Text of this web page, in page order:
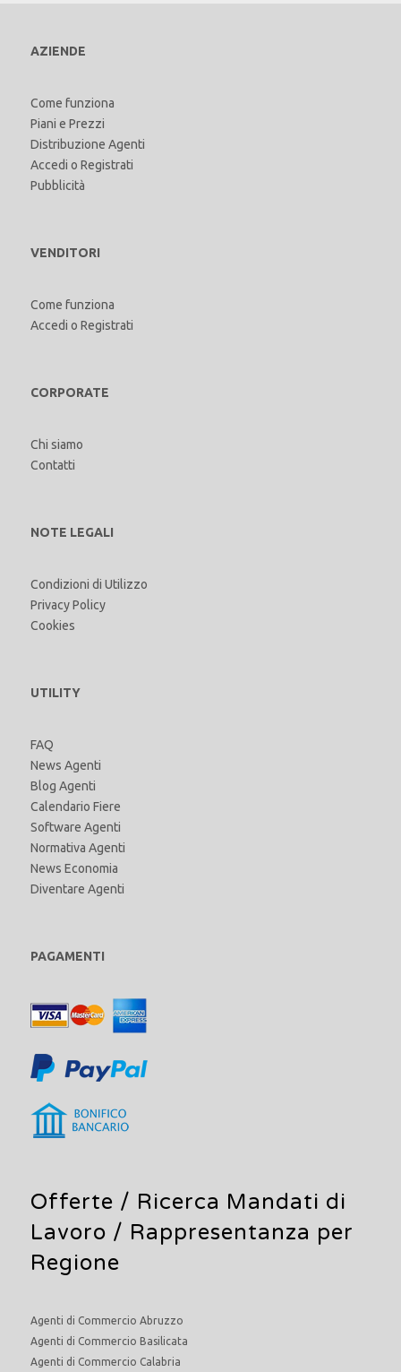
AZIENDE
Come funziona
Piani e Prezzi
Distribuzione Agenti
Accedi o Registrati
Pubblicità
VENDITORI
Come funziona
Accedi o Registrati
CORPORATE
Chi siamo
Contatti
NOTE LEGALI
Condizioni di Utilizzo
Privacy Policy
Cookies
UTILITY
FAQ
News Agenti
Blog Agenti
Calendario Fiere
Software Agenti
Normativa Agenti
News Economia
Diventare Agenti
PAGAMENTI
Offerte / Ricerca Mandati di
Lavoro / Rappresentanza per
Regione
Agenti di Commercio Abruzzo
Agenti di Commercio Basilicata
Agenti di Commercio Calabria